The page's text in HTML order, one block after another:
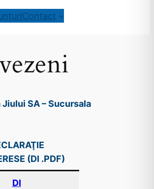
Contact
SA – Sucursala
(DI .PDF)
DI